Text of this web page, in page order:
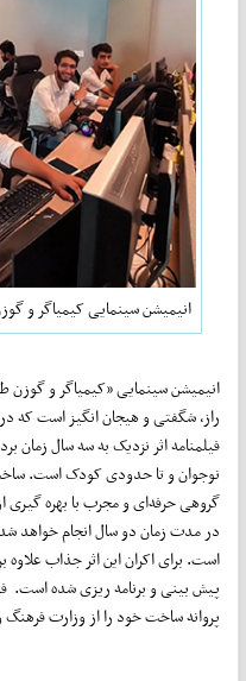
انیمیشن سینمایی کیمیاگر و
انیمیشن سینمایی «کیمیاگر و گوزن
راز، شگفتی و هیجان انگیز است که
فیلمنامه اثر نزدیک به سه سال
نوجوان و تا حدودی کودک است.
گروهی حرفه‌ای و مجرب با بهره گیری
در مدت زمان دو سال انجام خواهد
است. برای اکران این اثر جذاب علاوه
پیش بینی و برنامه ریزی شده است.
پروانه ساخت خود را از وزارت